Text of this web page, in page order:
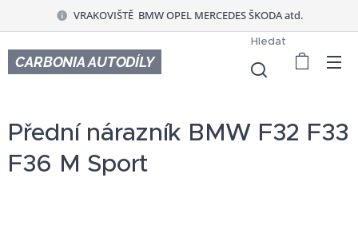
VRAKOVIŠTĚ BMW OPEL MERCEDES ŠKODA atd.
CARBONIA AUTODÍLY
Hledat
Přední nárazník BMW F32 F33
F36 M Sport